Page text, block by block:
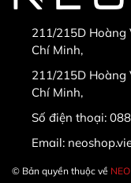
* Hàng được đổi trả
211/215D Hoàng
Chí Minh,
211/215D Hoàng
Chí Minh,
Số điện thoại:
Email:
© Bản quyền thuộc về